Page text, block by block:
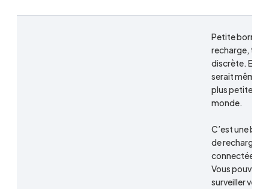
Petite borne
recharge, très
discrète. Elle
serait même la
plus petite au
monde.
C’est une
de recharge
connectée.
Vous pouvez
surveiller votre